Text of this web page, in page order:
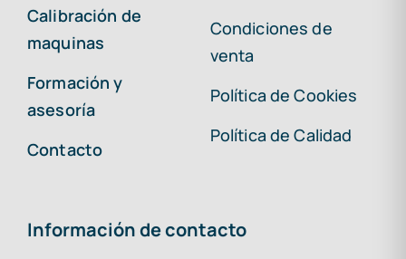
Calibración de
maquinas
Formación y
asesoría
Contacto
Condiciones de
venta
Política de Cookies
Política de Calidad
Información de contacto